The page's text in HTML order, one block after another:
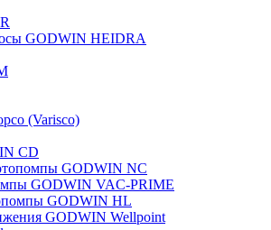
GODWIN HEIDRA
(Varisco)
CD
GODWIN NC
GODWIN VAC-PRIME
GODWIN HL
GODWIN Wellpoint